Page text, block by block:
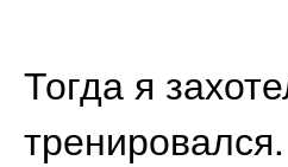
Тогда я